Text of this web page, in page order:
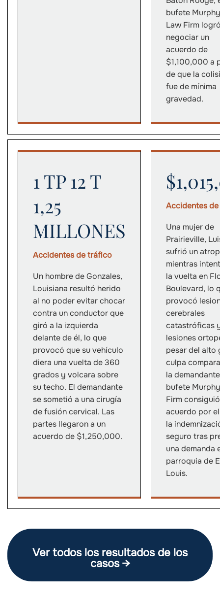
bufete Murphy
Law Firm
negociar un
acuerdo de
$1,100,000 a
de que la
fue de mínima
gravedad.
1 TP 12 T
1,25
MILLONES
Accidentes de tráfico
Un hombre de Gonzales,
Louisiana resultó herido
al no poder evitar chocar
contra un conductor que
giró a la izquierda
delante de él, lo que
provocó que su vehículo
diera una vuelta de 360
grados y volcara sobre
su techo. El demandante
se sometió a una cirugía
de fusión cervical. Las
partes llegaron a un
acuerdo de $1,250,000.
Accidentes
Una mujer de
Prairieville,
sufrió un
mientras
la vuelta en
Boulevard, lo
provocó
cerebrales
catastróficas
lesiones
pesar del alto
culpa
la
bufete
Firm
acuerdo por
la
seguro tras
una demanda
parroquia de
Louis.
Ver todos los resultados de los
casos →